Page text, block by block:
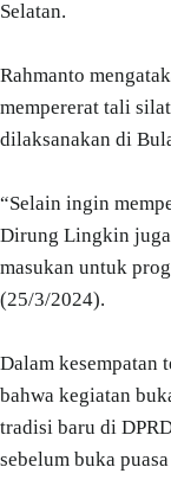
Selatan.
Rahmanto
mempererat tali
dilaksanakan di
“Selain ingin
Dirung Lingkin juga
masukan untuk
(25/3/2024).
Dalam kesempatan
bahwa kegiatan
tradisi baru di
sebelum buka